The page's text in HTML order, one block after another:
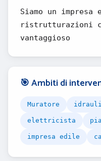
Siamo un
ristrutturazioni
vantaggioso
🎯 Ambiti di
Muratore
elettricista
impresa edile